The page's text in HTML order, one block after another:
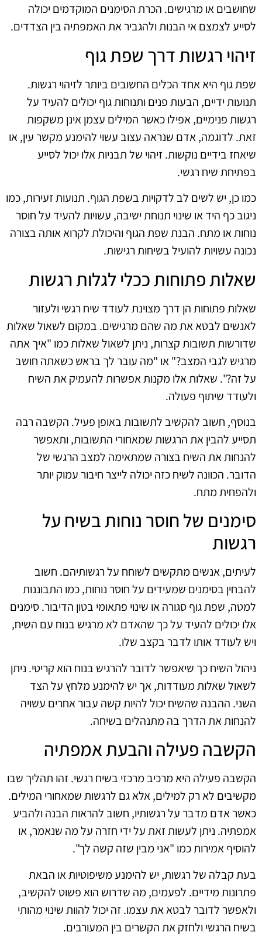
שחושבים או מרגישים. הכרת הסימנים המוקדמים יכולה
לסייע לצמצם אי הבנות ולהגביר את האמפתיה בין הצדדים.
זיהוי רגשות דרך שפת גוף
שפת גוף היא אחד הכלים החשובים ביותר לזיהוי רגשות.
תנועות ידיים, הבעות פנים ותנוחות גוף יכולים להעיד על
רגשות פנימיים, אפילו כאשר המילים עצמן אינן משקפות
זאת. לדוגמה, אדם שנראה עצוב עשוי להימנע מקשר עין, או
שיאחז בידיים נוקשות. זיהוי של תבניות אלו יכול לסייע
בפתיחת שיח רגשי.
כמו כן, יש לשים לב לדקויות בשפת הגוף. תנועות זעירות, כמו
ניגוב כף היד או שינוי תנוחת ישיבה, עשויות להעיד על חוסר
נוחות או מתח. הבנת שפת הגוף והיכולת לקרוא אותה בצורה
נכונה עשויות להועיל בשיחות רגישות.
שאלות פתוחות ככלי לגלות רגשות
שאלות פתוחות הן דרך מצוינת לעודד שיח רגשי ולעזור
לאנשים לבטא את מה שהם מרגישים. במקום לשאול שאלות
שדורשות תשובות קצרות, ניתן לשאול שאלות כמו "איך אתה
מרגיש לגבי המצב?" או "מה עובר לך בראש כשאתה חושב
על זה?". שאלות אלו מקנות אפשרות להעמיק את השיח
ולעודד שיתוף פעולה.
בנוסף, חשוב להקשיב לתשובות באופן פעיל. הקשבה רבה
תסייע להבין את הרגשות שמאחורי התשובות, ותאפשר
להנחות את השיח בצורה שמתאימה למצב הרגשי של
הדובר. הכוונה לשיח כזה יכולה לייצר חיבור עמוק יותר
ולהפחית מתח.
סימנים של חוסר נוחות בשיח על
רגשות
לעיתים, אנשים מתקשים לשוחח על רגשותיהם. חשוב
להבחין בסימנים שמעידים על חוסר נוחות, כמו התבוננות
למטה, שפת גוף סגורה או שינוי פתאומי בטון הדיבור. סימנים
אלו יכולים להעיד על כך שהאדם לא מרגיש בנוח עם השיח,
ויש לעודד אותו לדבר בקצב שלו.
ניהול השיח כך שיאפשר לדובר להרגיש בנוח הוא קריטי. ניתן
לשאול שאלות מעודדות, אך יש להימנע מלחץ על הצד
השני. ההבנה שהשיח יכול להיות קשה עבור אחרים עשויה
להנחות את הדרך בה מתנהלים בשיחה.
הקשבה פעילה והבעת אמפתיה
הקשבה פעילה היא מרכיב מרכזי בשיח רגשי. זהו תהליך שבו
מקשיבים לא רק למילים, אלא גם לרגשות שמאחורי המילים.
כאשר אדם מדבר על רגשותיו, חשוב להראות הבנה ולהביע
אמפתיה. ניתן לעשות זאת על ידי חזרה על מה שנאמר, או
להוסיף אמירות כמו "אני מבין שזה קשה לך".
בעת קבלה של רגשות, יש להימנע משיפוטיות או הבאת
פתרונות מידיים. לפעמים, מה שדרוש הוא פשוט להקשיב,
ולאפשר לדובר לבטא את עצמו. זה יכול להוות שינוי מהותי
בשיח הרגשי ולחזק את הקשרים בין המעורבים.